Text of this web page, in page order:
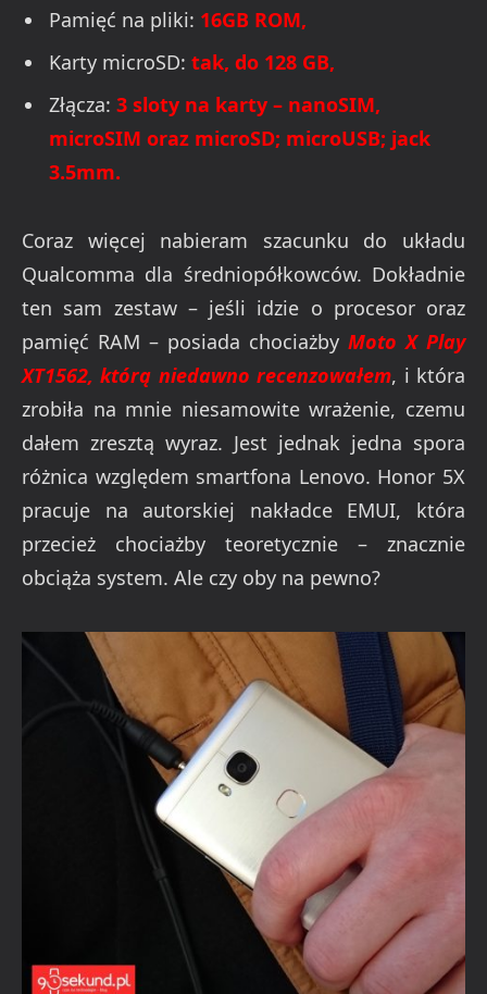
Pamięć na pliki: 16GB ROM,
Karty microSD: tak, do 128 GB,
Złącza: 3 sloty na karty – nanoSIM,
microSIM oraz microSD; microUSB; jack
3.5mm.
Coraz więcej nabieram szacunku do układu
Qualcomma dla średniopółkowców. Dokładnie
ten sam zestaw – jeśli idzie o procesor oraz
pamięć RAM – posiada chociażby Moto X Play
XT1562, którą niedawno recenzowałem, i która
zrobiła na mnie niesamowite wrażenie, czemu
dałem zresztą wyraz. Jest jednak jedna spora
różnica względem smartfona Lenovo. Honor 5X
pracuje na autorskiej nakładce EMUI, która
przecież chociażby teoretycznie – znacznie
obciąża system. Ale czy oby na pewno?